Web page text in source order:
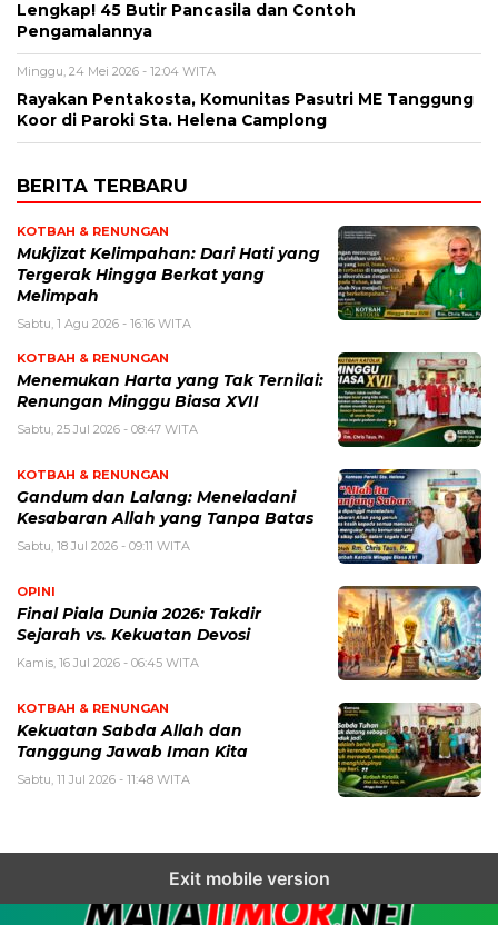
Lengkap! 45 Butir Pancasila dan Contoh
Pengamalannya
Minggu, 24 Mei 2026 - 12:04 WITA
Rayakan Pentakosta, Komunitas Pasutri ME Tanggung
Koor di Paroki Sta. Helena Camplong
BERITA TERBARU
KOTBAH & RENUNGAN
Mukjizat Kelimpahan: Dari Hati yang
Tergerak Hingga Berkat yang
Melimpah
Sabtu, 1 Agu 2026 - 16:16 WITA
KOTBAH & RENUNGAN
Menemukan Harta yang Tak Ternilai:
Renungan Minggu Biasa XVII
Sabtu, 25 Jul 2026 - 08:47 WITA
KOTBAH & RENUNGAN
Gandum dan Lalang: Meneladani
Kesabaran Allah yang Tanpa Batas
Sabtu, 18 Jul 2026 - 09:11 WITA
OPINI
Final Piala Dunia 2026: Takdir
Sejarah vs. Kekuatan Devosi
Kamis, 16 Jul 2026 - 06:45 WITA
KOTBAH & RENUNGAN
Kekuatan Sabda Allah dan
Tanggung Jawab Iman Kita
Sabtu, 11 Jul 2026 - 11:48 WITA
Exit mobile version